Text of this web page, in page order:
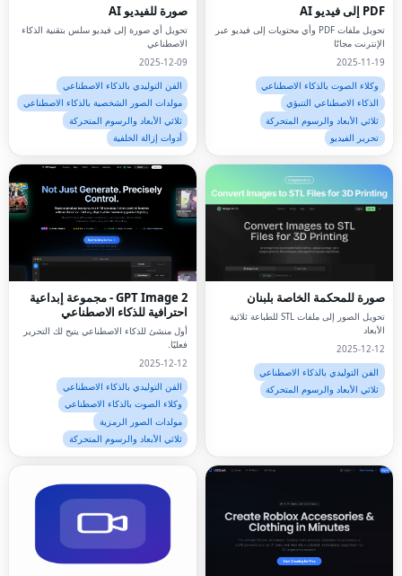
PDF إلى فيديو AI
تحويل ملفات PDF وأي محتويات إلى فيديو عبر
الإنترنت مجانًا
2025-11-19
وكلاء الصوت بالذكاء الاصطناعي
الذكاء الاصطناعي التنبؤي
ثلاثي الأبعاد والرسوم المتحركة
تحرير الفيديو
صورة للفيديو AI
تحويل أي صورة إلى فيديو سلس بتقنية الذكاء
الاصطناعي
2025-12-09
الفن التوليدي بالذكاء الاصطناعي
مولدات الصور الشخصية بالذكاء الاصطناعي
ثلاثي الأبعاد والرسوم المتحركة
أدوات إزالة الخلفية
صورة للمحكمة الخاصة بلبنان
تحويل الصور إلى ملفات STL للطباعة ثلاثية
الأبعاد
2025-12-12
الفن التوليدي بالذكاء الاصطناعي
ثلاثي الأبعاد والرسوم المتحركة
GPT Image 2 - مجموعة إبداعية
احترافية للذكاء الاصطناعي
أول منشئ للذكاء الاصطناعي يتيح لك التحرير
فعليًا.
2025-12-12
الفن التوليدي بالذكاء الاصطناعي
وكلاء الصوت بالذكاء الاصطناعي
مولدات الصور الرمزية
ثلاثي الأبعاد والرسوم المتحركة